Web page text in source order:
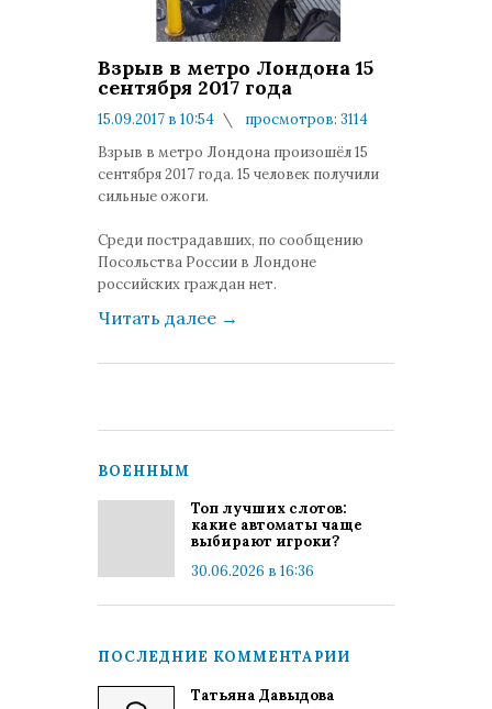
Взрыв в метро Лондона 15
сентября 2017 года
15.09.2017 в 10:54
просмотров: 3114
Взрыв в метро Лондона произошёл 15
сентября 2017 года. 15 человек получили
сильные ожоги.
Среди пострадавших, по сообщению
Посольства России в Лондоне
российских граждан нет.
Читать далее →
ВОЕННЫМ
Топ лучших слотов:
какие автоматы чаще
выбирают игроки?
30.06.2026 в 16:36
ПОСЛЕДНИЕ КОММЕНТАРИИ
Татьяна Давыдова